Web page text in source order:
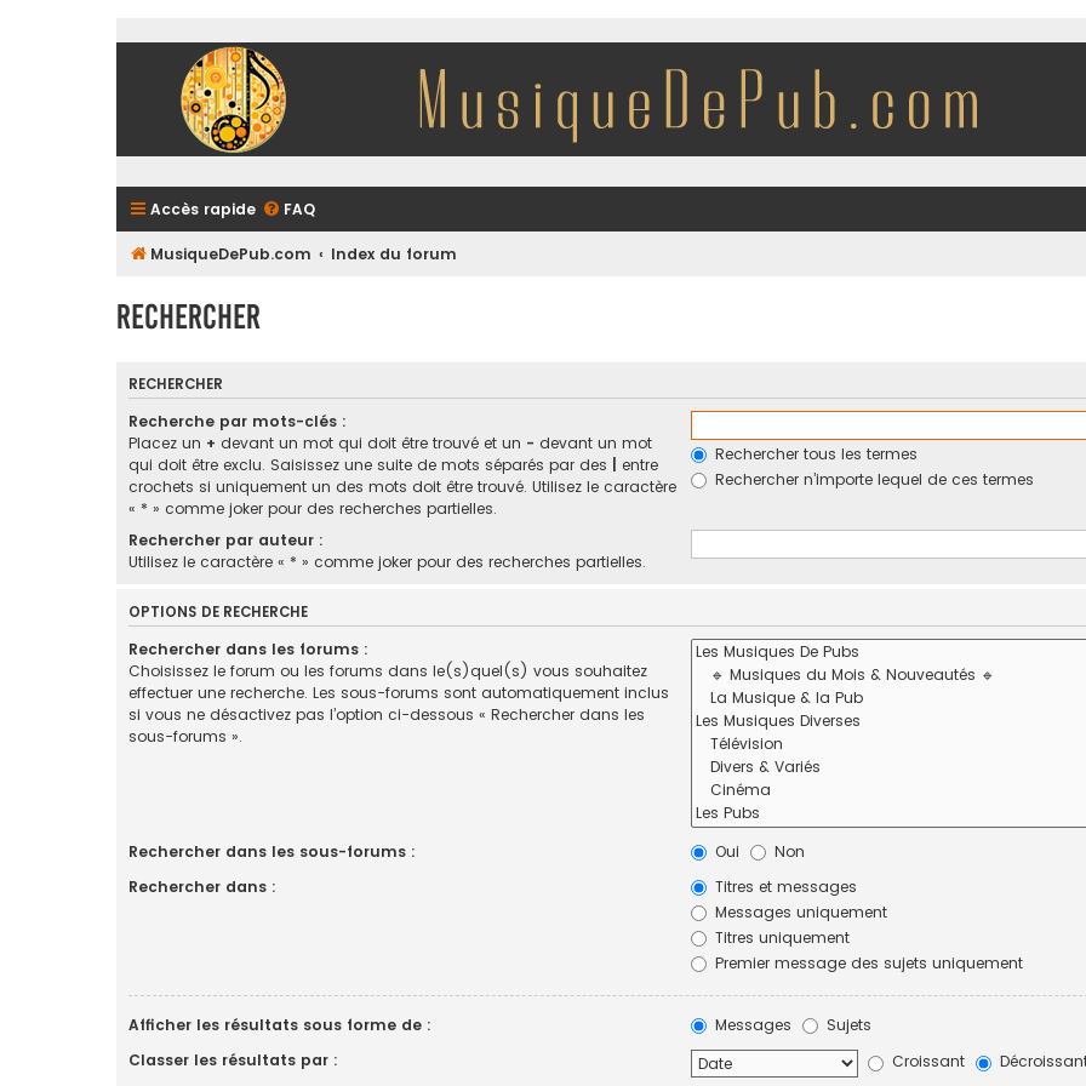
Accès rapide FAQ
MusiqueDePub.com Index du forum
Rechercher
RECHERCHER
Recherche par mots-clés :
Placez un + devant un mot qui doit être trouvé et un - devant un mot
qui doit être exclu. Saisissez une suite de mots séparés par des
entre
crochets si uniquement un des mots doit être trouvé. Utilisez le caractère
« * » comme joker pour des recherches partielles.
Rechercher tous les termes
Rechercher n’importe lequel de ces termes
Rechercher par auteur :
Utilisez le caractère « * » comme joker pour des recherches partielles.
OPTIONS DE RECHERCHE
Rechercher dans les forums :
Choisissez le forum ou les forums dans le(s)quel(s) vous souhaitez
effectuer une recherche. Les sous-forums sont automatiquement inclus
si vous ne désactivez pas l’option ci-dessous « Rechercher dans les
sous-forums ».
Rechercher dans les sous-forums : Oui
Non
Rechercher dans :
Titres et messages
Messages uniquement
Titres uniquement
Premier message des sujets uniquement
Afficher les résultats sous forme de : Messages
Sujets
Classer les résultats par :
Croissant